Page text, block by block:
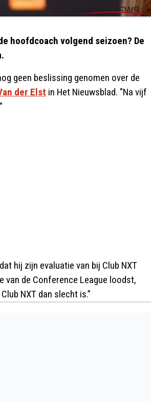
hoofdcoach volgend seizoen? De
geen beslissing genomen over de
der Elst in Het Nieuwsblad. "Na vijf
hij zijn evaluatie van bij Club NXT
van de Conference League loodst,
NXT dan slecht is.”